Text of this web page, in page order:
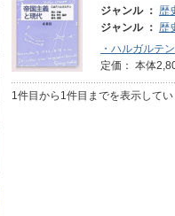
ジャンル ： 歴
ジャンル ： 歴
・ハルガルテン
定価： 本体
1件目から1件目までを表示して